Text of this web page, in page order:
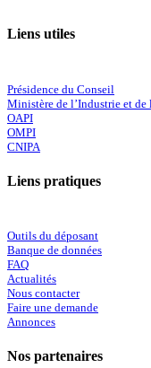
Liens utiles
Présidence du Conseil
Ministère de l’Industrie et de
OAPI
OMPI
CNIPA
Liens pratiques
Outils du déposant
Banque de données
FAQ
Actualités
Nous contacter
Faire une demande
Annonces
Nos partenaires